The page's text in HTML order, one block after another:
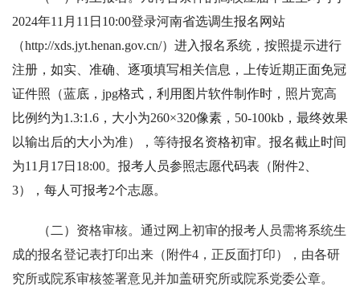
2024年11月11日10:00登录河南省选调生报名网站
（http://xds.jyt.henan.gov.cn/）进入报名系统，按照提示进行
注册，如实、准确、逐项填写相关信息，上传近期正面免冠
证件照（蓝底，jpg格式，利用图片软件制作时，照片宽高
比例约为1.3:1.6，大小为260×320像素，50-100kb，最终效果
以输出后的大小为准），等待报名资格初审。报名截止时间
为11月17日18:00。报考人员参照志愿代码表（附件2、
3），每人可报考2个志愿。
（二）资格审核。通过网上初审的报考人员需将系统生
成的报名登记表打印出来（附件4，正反面打印），由各研
究所或院系审核签署意见并加盖研究所或院系党委公章。